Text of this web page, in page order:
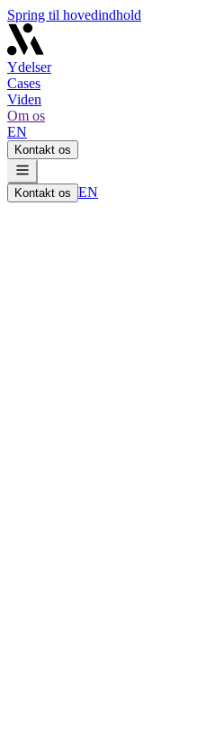
Spring til hovedindhold
Ydelser
Cases
Viden
Om os
EN
Kontakt os
Kontakt os EN